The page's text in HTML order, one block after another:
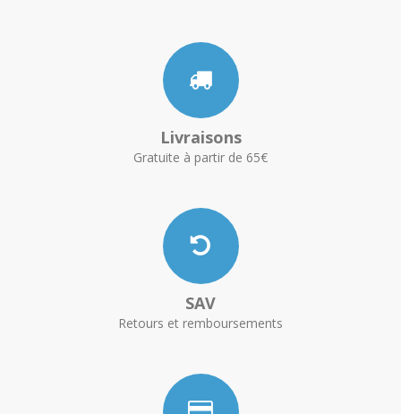
Livraisons
Gratuite à partir de 65€
SAV
Retours et remboursements